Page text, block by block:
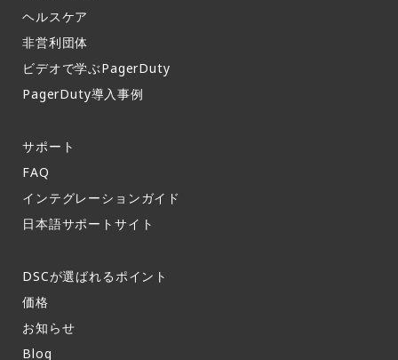
ヘルスケア
非営利団体
ビデオで学ぶPagerDuty
PagerDuty導入事例​
サポート​
FAQ​
インテグレーションガイド​
日本語サポートサイト​
DSCが選ばれるポイント
価格
お知らせ​
Blog